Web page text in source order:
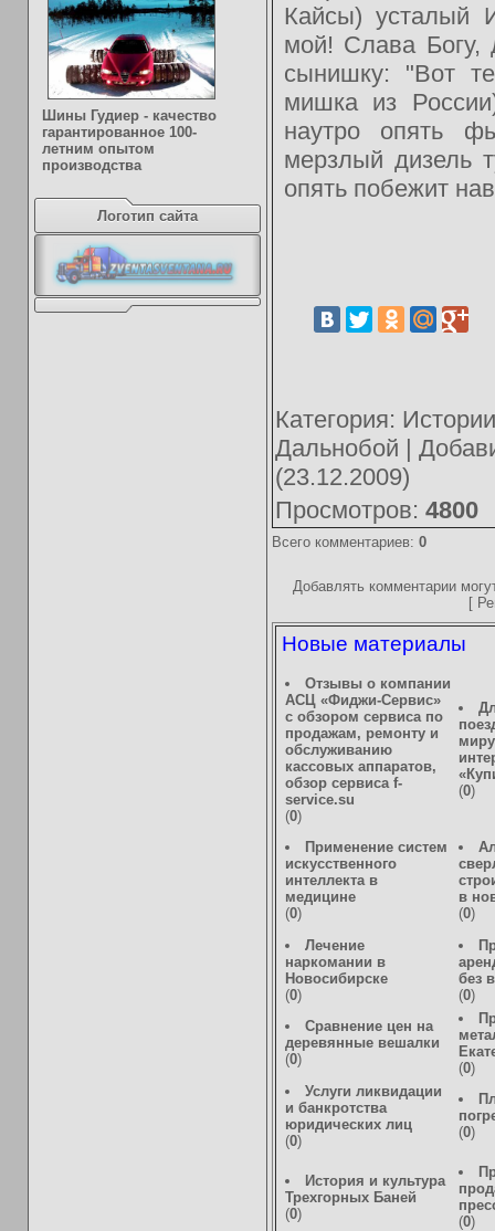
Шины Гудиер - качество
гарантированное 100-
летним опытом
производства
Логотип сайта
Кайсы) усталый
мой! Слава Богу,
сынишку: "Вот
мишка из
наутро опять
мерзлый дизель
опять побежит
Категория:
Дальнобой
(23.12.2009)
Просмотров: 4800
Всего комментариев: 0
Добавлять комментарии
[
Новые материалы
Отзывы о компании
АСЦ «Фиджи-Сервис»
с обзором сервиса по
продажам, ремонту и
обслуживанию
кассовых аппаратов,
обзор сервиса f-
service.su
(0)
(0)
Применение систем
искусственного
интеллекта в
медицине
(0)
в
(0)
Лечение
наркомании в
Новосибирске
(0)
без
(0)
Сравнение цен на
деревянные вешалки
(0)
(0)
Услуги ликвидации
и банкротства
юридических лиц
(0)
(0)
История и культура
Трехгорных Баней
(0)
(0)